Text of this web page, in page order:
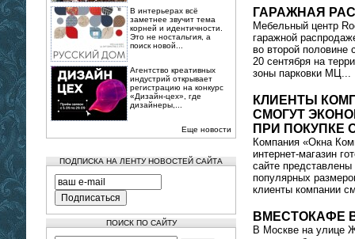
В интерьерах всё
заметнее звучит тема
корней и идентичности.
Это не ностальгия, а
поиск новой...
Агентство креативных
индустрий открывает
регистрацию на конкурс
«Дизайн-цех», где
дизайнеры,...
Еще новости
ПОДПИСКА НА ЛЕНТУ НОВОСТЕЙ САЙТА
ПОИСК ПО САЙТУ
ГАРАЖНАЯ
Мебельный центр
гаражной
во второй половине
20 сентября на
зоны парковки МЦ...
КЛИЕНТЫ
СМОГУТ
ПРИ ПОКУПКЕ
Компания «Окна
интернет-магазин
сайте
популярных
клиенты компании
ВМЕСТОКАФЕ
В Москве на улице